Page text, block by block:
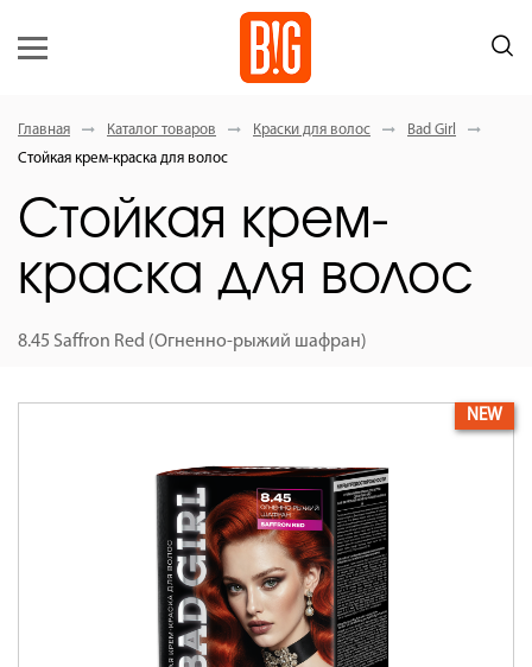
Главная Каталог товаров Краски для волос
Bad Girl
Стойкая крем-краска для волос
Стойкая крем-
краска для волос
8.45 Saffron Red (Огненно-рыжий шафран)
NEW